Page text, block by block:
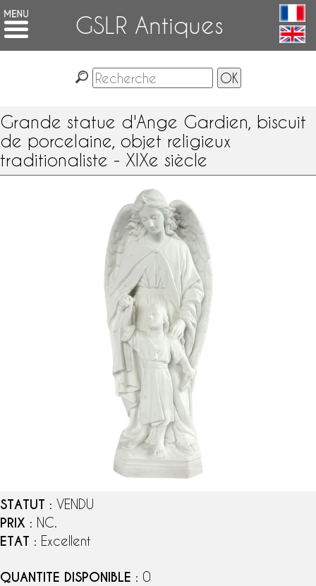
GSLR Antiques
Grande statue d'Ange Gardien, biscuit
de porcelaine, objet religieux
traditionaliste - XIXe siècle
STATUT : VENDU
PRIX : NC.
ETAT : Excellent
QUANTITE DISPONIBLE : 0